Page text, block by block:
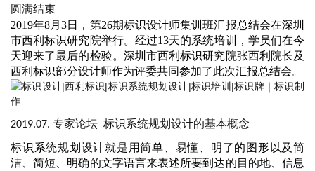
圆满结束
2019年8月3日，第26期标识设计师集训班汇报总结会在深圳
市西利标识研究院举行。经过13天的系统培训，学员们在今
天迎来了最后的检验。深圳市西利标识研究院张西利院长及
西利标识部分设计师作为评委共同参加了此次汇报总结会。
2019.07. 专家论坛 标识系统规划设计的基本概念
标识系统规划设计就是用简单、易懂、明了的图形以及简
洁、简短、明确的文字语言来表述所要到达的目的地、信息